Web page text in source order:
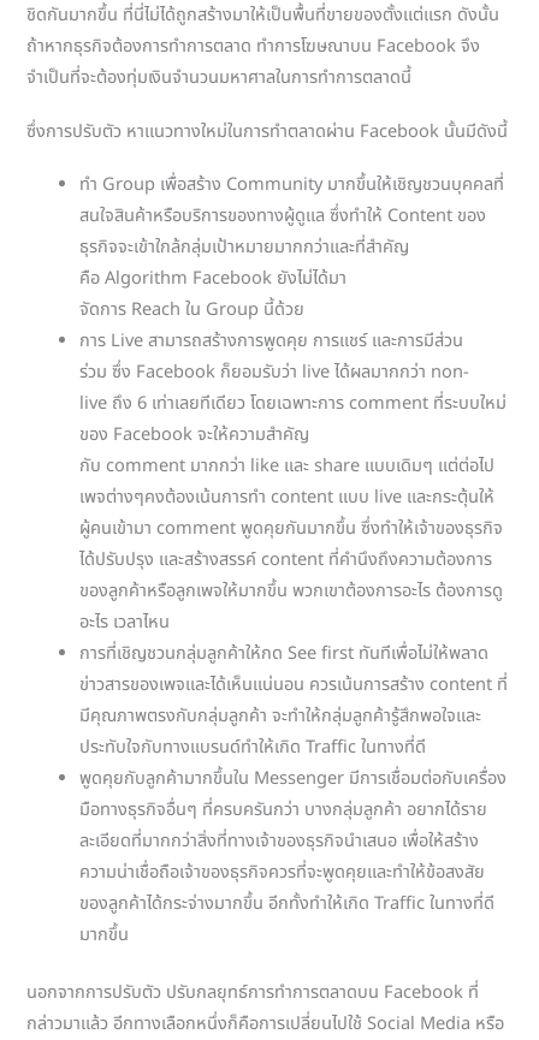
ชิดกันมากขึ้น ที่นี่ไม่ได้ถูกสร้างมาให้เป็นพื้นที่ขายของตั้งแต่แรก ดังนั้น
ถ้าหากธุรกิจต้องการทำการตลาด ทำการโฆษณาบน Facebook จึง
จำเป็นที่จะต้องทุ่มเงินจำนวนมหาศาลในการทำการตลาดนี้
ซึ่งการปรับตัว หาแนวทางใหม่ในการทำตลาดผ่าน Facebook นั้นมีดังนี้
ทำ Group เพื่อสร้าง Community มากขึ้นให้เชิญชวนบุคคลที่
สนใจสินค้าหรือบริการของทางผู้ดูแล ซึ่งทำให้ Content ของ
ธุรกิจจะเข้าใกล้กลุ่มเป้าหมายมากกว่าและที่สำคัญ
คือ Algorithm Facebook ยังไม่ได้มา
จัดการ Reach ใน Group นี้ด้วย
การ Live สามารถสร้างการพูดคุย การแชร์ และการมีส่วน
ร่วม ซึ่ง Facebook ก็ยอมรับว่า live ได้ผลมากกว่า non-
live ถึง 6 เท่าเลยทีเดียว โดยเฉพาะการ comment ที่ระบบใหม่
ของ Facebook จะให้ความสำคัญ
กับ comment มากกว่า like และ share แบบเดิมๆ แต่ต่อไป
เพจต่างๆคงต้องเน้นการทำ content แบบ live และกระตุ้นให้
ผู้คนเข้ามา comment พูดคุยกันมากขึ้น ซึ่งทำให้เจ้าของธุรกิจ
ได้ปรับปรุง และสร้างสรรค์ content ที่คำนึงถึงความต้องการ
ของลูกค้าหรือลูกเพจให้มากขึ้น พวกเขาต้องการอะไร ต้องการดู
อะไร เวลาไหน
การที่เชิญชวนกลุ่มลูกค้าให้กด See first ทันทีเพื่อไม่ให้พลาด
ข่าวสารของเพจและได้เห็นแน่นอน ควรเน้นการสร้าง content ที่
มีคุณภาพตรงกับกลุ่มลูกค้า จะทำให้กลุ่มลูกค้ารู้สึกพอใจและ
ประทับใจกับทางแบรนด์ทำให้เกิด Traffic ในทางที่ดี
พูดคุยกับลูกค้ามากขึ้นใน Messenger มีการเชื่อมต่อกับเครื่อง
มือทางธุรกิจอื่นๆ ที่ครบครันกว่า บางกลุ่มลูกค้า อยากได้ราย
ละเอียดที่มากกว่าสิ่งที่ทางเจ้าของธุรกิจนำเสนอ เพื่อให้สร้าง
ความน่าเชื่อถือเจ้าของธุรกิจควรที่จะพูดคุยและทำให้ข้อสงสัย
ของลูกค้าได้กระจ่างมากขึ้น อีกทั้งทำให้เกิด Traffic ในทางที่ดี
มากขึ้น
นอกจากการปรับตัว ปรับกลยุทธ์การทำการตลาดบน Facebook ที่
กล่าวมาแล้ว อีกทางเลือกหนึ่งก็คือการเปลี่ยนไปใช้ Social Media หรือ